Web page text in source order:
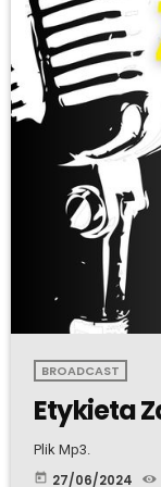
BROADCAST
Etykieta
Plik Mp3.
today 27/06/2024